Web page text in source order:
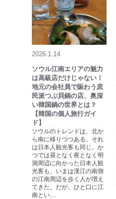
2026.1.14
ソウル江南エリアの魅力
は高級店だけじゃない！
地元の会社員で賑わう庶
民派つぶ貝鍋の店、奥深
い韓国鍋の世界とは？
【韓国の個人旅行ガイ
ド】
ソウルのトレンドは、北か
ら南に移りつつある。それ
は日本人観光客も同じ。か
つでは昼となく夜となく明
洞周辺に向かった日本人観
光客も、いまは漢江の南側
の江南周辺を歩く人が増え
てきた。だが、ひと口に江
南とい…